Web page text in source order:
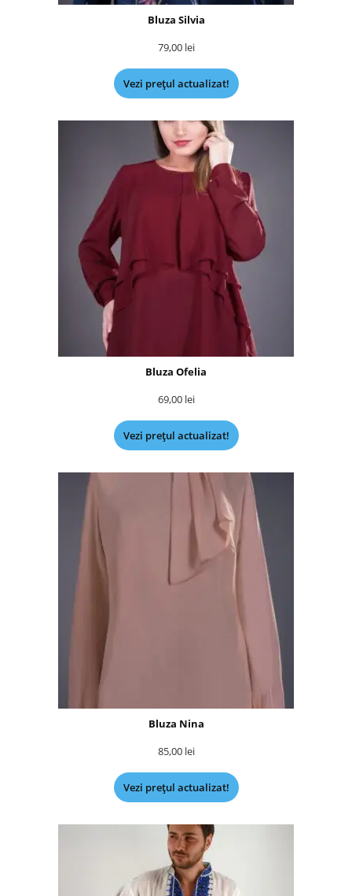
Bluza Silvia
79,00 lei
Vezi prețul actualizat!
Bluza Ofelia
69,00 lei
Vezi prețul actualizat!
Bluza Nina
85,00 lei
Vezi prețul actualizat!